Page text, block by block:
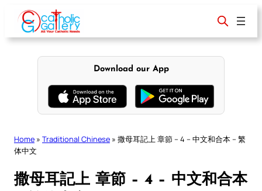
content
Download our App
Home » Traditional Chinese » 撒母耳記上 章節 – 4 – 中文和合本 – 繁
体中文
撒母耳記上 章節 – 4 – 中文和合本